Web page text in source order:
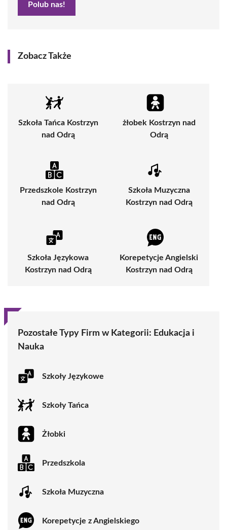
Polub nas!
Zobacz Także
Szkoła Tańca Kostrzyn
nad Odrą
żłobek Kostrzyn nad
Odrą
Przedszkole Kostrzyn
nad Odrą
Szkoła Muzyczna
Kostrzyn nad Odrą
Szkoła Językowa
Kostrzyn nad Odrą
Korepetycje Angielski
Kostrzyn nad Odrą
Pozostałe Typy Firm w Kategorii: Edukacja i
Nauka
Szkoły Językowe
Szkoły Tańca
Żłobki
Przedszkola
Szkoła Muzyczna
Korepetycje z Angielskiego